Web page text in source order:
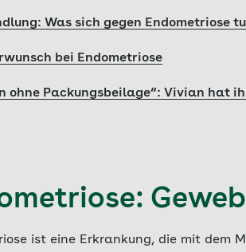
Was sich gegen Endometriose
bei Endometriose
ohne Packungsbeilage“: Vivian hat
ist eine Erkrankung, die mit dem